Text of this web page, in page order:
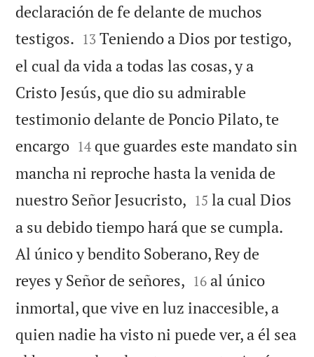
declaración de fe delante de muchos
testigos. 

13 Teniendo a Dios por testigo,
el cual da vida a todas las cosas, y a
Cristo Jesús, que dio su admirable
testimonio delante de Poncio Pilato, te
encargo
14 que guardes este mandato sin
mancha ni reproche hasta la venida de
nuestro Señor Jesucristo, 

15 la cual Dios
a su debido tiempo hará que se cumpla.
Al único y bendito Soberano, Rey de
reyes y Señor de señores, 

16 al único
inmortal, que vive en luz inaccesible, a
quien nadie ha visto ni puede ver, a él sea